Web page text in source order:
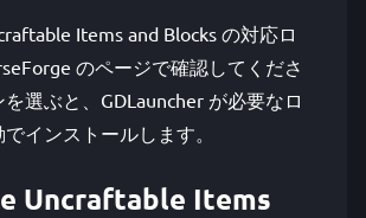
Items and Blocks の対応ロ
のページで確認してくださ
選ぶと、GDLauncher が必要なロ
インストールします。
Uncraftable Items